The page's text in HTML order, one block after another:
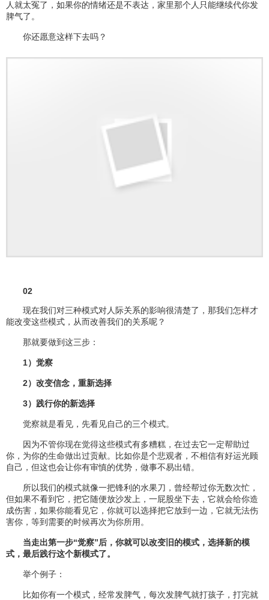
人就太冤了，如果你的情绪还是不表达，家里那个人只能继续代你发
脾气了。
你还愿意这样下去吗？
02
现在我们对三种模式对人际关系的影响很清楚了，那我们怎样才
能改变这些模式，从而改善我们的关系呢？
那就要做到这三步：
1）觉察
2）改变信念，重新选择
3）践行你的新选择
觉察就是看见，先看见自己的三个模式。
因为不管你现在觉得这些模式有多糟糕，在过去它一定帮助过
你，为你的生命做出过贡献。比如你是个悲观者，不相信有好运光顾
自己，但这也会让你有审慎的优势，做事不易出错。
所以我们的模式就像一把锋利的水果刀，曾经帮过你无数次忙，
但如果不看到它，把它随便放沙发上，一屁股坐下去，它就会给你造
成伤害，如果你能看见它，你就可以选择把它放到一边，它就无法伤
害你，等到需要的时候再次为你所用。
当走出第一步“觉察”后，你就可以改变旧的模式，选择新的模
式，最后践行这个新模式了。
举个例子：
比如你有一个模式，经常发脾气，每次发脾气就打孩子，打完就